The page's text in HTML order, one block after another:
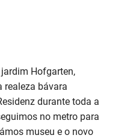
Hofgarten,
realeza bávara
durante toda a
no metro para
museu e o novo